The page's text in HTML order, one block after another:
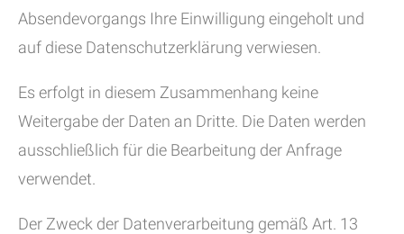
Absendevorgangs Ihre Einwilligung eingeholt und
auf diese Datenschutzerklärung verwiesen.
Es erfolgt in diesem Zusammenhang keine
Weitergabe der Daten an Dritte. Die Daten werden
ausschließlich für die Bearbeitung der Anfrage
verwendet.
Der Zweck der Datenverarbeitung gemäß Art. 13